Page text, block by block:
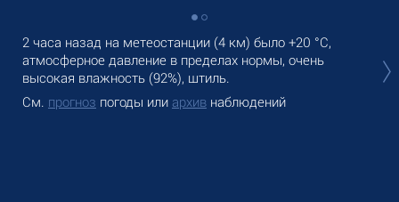
2 часа назад на метеостанции (4 км) было +20 °C,
атмосферное давление в пределах нормы, очень
высокая влажность (92%), штиль.
См. прогноз погоды или архив наблюдений